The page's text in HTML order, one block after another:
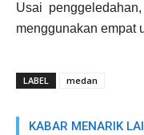
Usai
menggunakan empat
LABEL medan
KABAR MENARIK